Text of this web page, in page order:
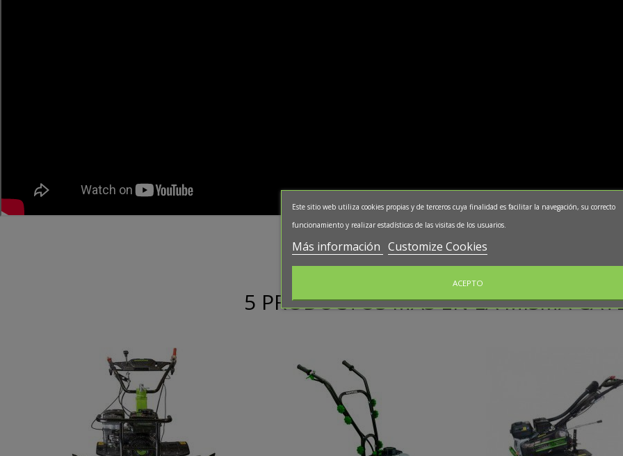
5 PRODUCTOS MÁS EN LA MISMA
Este sitio web utiliza cookies propias y de terceros cuya finalidad es facilitar la navegación, su correcto
funcionamiento y realizar estadísticas de las visitas de los usuarios.
Más información Customize Cookies
ACEPTO